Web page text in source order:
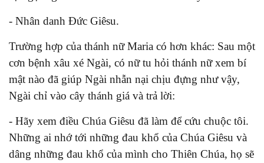
- Nhân danh Đức Giêsu.
Trường hợp của thánh nữ Maria có hơn khác: Sau một
cơn bệnh xâu xé Ngài, có nữ tu hỏi thánh nữ xem bí
mật nào đã giúp Ngài nhẫn nại chịu đựng như vậy,
Ngài chỉ vào cây thánh giá và trả lời:
- Hãy xem điều Chúa Giêsu đã làm để cứu chuộc tôi.
Những ai nhớ tới những đau khổ của Chúa Giêsu và
dâng những đau khổ của mình cho Thiên Chúa, họ sẽ